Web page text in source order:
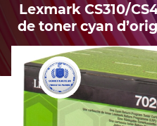
Lexmark CS310/
de toner cyan